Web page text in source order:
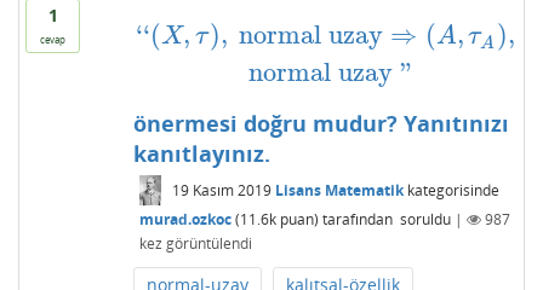
1
cevap ‘‘(X, τ), normal uzay ⇒ (A, τA ),
normal uzay "
‘(X,τ),normal uzay⇒(A,τA ,normal uzay
önermesi doğru mudur? Yanıtınızı
kanıtlayınız.
19 Kasım 2019 Lisans Matematikkategorisinde
murad.ozkoc (11.6kpuan) tarafından soruldu |
987
kez görüntülendi
normal-uzay kalıtsal-özellik